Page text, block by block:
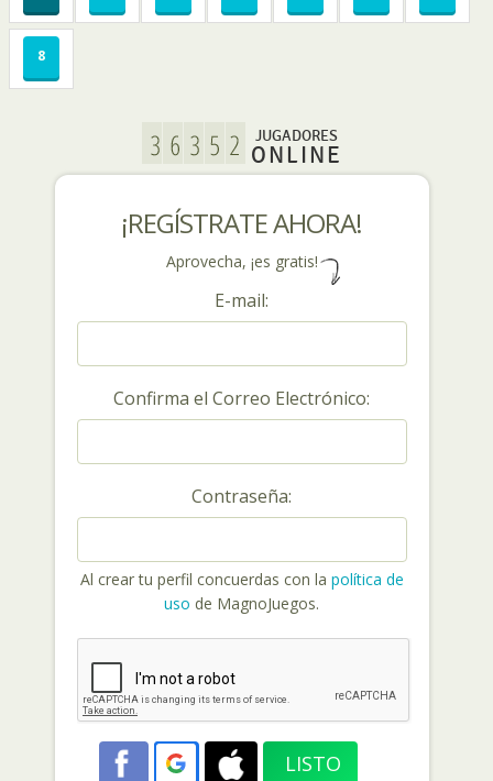
8
JUGADORES
ONLINE
¡REGÍSTRATE AHORA!
Aprovecha, ¡es gratis!
E-mail:
Confirma el Correo Electrónico:
Contraseña:
Al crear tu perfil concuerdas con la política de
uso de MagnoJuegos.